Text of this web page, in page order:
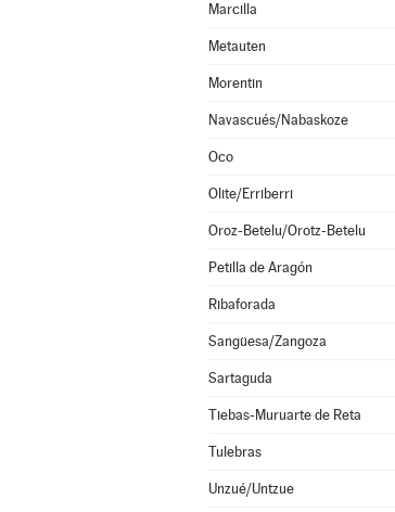
Marcilla
Metauten
Morentin
Navascués/Nabaskoze
Oco
Olite/Erriberri
Oroz-Betelu/Orotz-Betelu
Petilla de Aragón
Ribaforada
Sangüesa/Zangoza
Sartaguda
Tiebas-Muruarte de Reta
Tulebras
Unzué/Untzue